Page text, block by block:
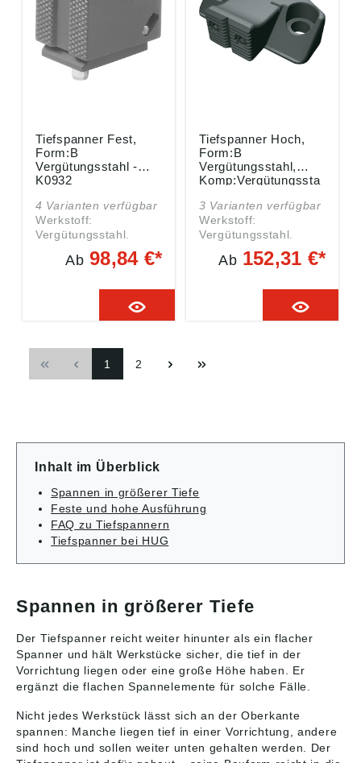
72172 Sulz am
Neckar, Deutschland,
E-Mail: info@kipp.com
Tiefspanner Fest,
Form:B
Vergütungsstahl -
K0932
4 Varianten verfügbar
Werkstoff:
Vergütungsstahl.
Ausführung: vergütet
und brüniert. Angaben
Produktsicherheitsver
2023/998): Heinrich
Co.KG, Heubergstr. 2,
72172 Sulz am
Neckar, Deutschland,
Ab98,84 €*
Tiefspanner Hoch,
Form:B
Vergütungsstahl,
Komp:Vergütungssta
3 Varianten verfügbar
Werkstoff:
Vergütungsstahl.
Ausführung:
Grundkörper vergütet
Spannbacke brüniert,
ordnung ((EU)
Ab 152,31 €*
1 2
Inhalt im Überblick
Spannen in größerer Tiefe
Feste und hohe Ausführung
FAQ zu Tiefspannern
Tiefspanner bei HUG
Spannen in größerer Tiefe
Der Tiefspanner reicht weiter hinunter als ein flacher
Spanner und hält Werkstücke sicher, die tief in der
Vorrichtung liegen oder eine große Höhe haben. Er
ergänzt die flachen Spannelemente für solche Fälle.
Nicht jedes Werkstück lässt sich an der Oberkante
spannen: Manche liegen tief in einer Vorrichtung, andere
sind hoch und sollen weiter unten gehalten werden. Der